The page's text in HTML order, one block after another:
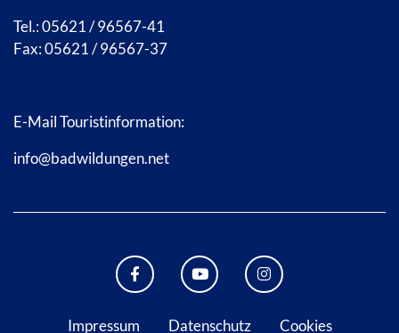
Tel.: 05621 / 96567-41
Fax: 05621 / 96567-37
E-Mail Touristinformation:
info@badwildungen.net
FACEBOOK BAD WILDUNGEN
YOUTUBE KANAL STADT
INSTAGRAM
Impressum Datenschutz Cookies